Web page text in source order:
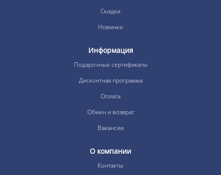
Скидки
Новинки
Информация
Подарочные сертификаты
Дисконтная программа
Оплата
Обмен и возврат
Вакансии
О компании
Контакты